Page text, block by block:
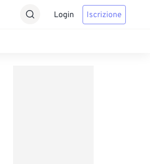
Login Iscrizione